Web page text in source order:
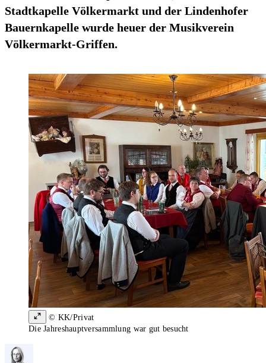
Stadtkapelle Völkermarkt und der Lindenhofer
Bauernkapelle wurde heuer der Musikverein
Völkermarkt-Griffen.
© KK/Privat
Die Jahreshauptversammlung war gut besucht